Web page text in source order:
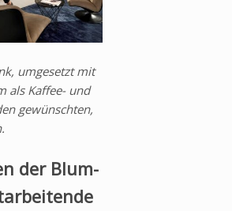
umgesetzt mit
als Kaffee- und
gewünschten,
der Blum-